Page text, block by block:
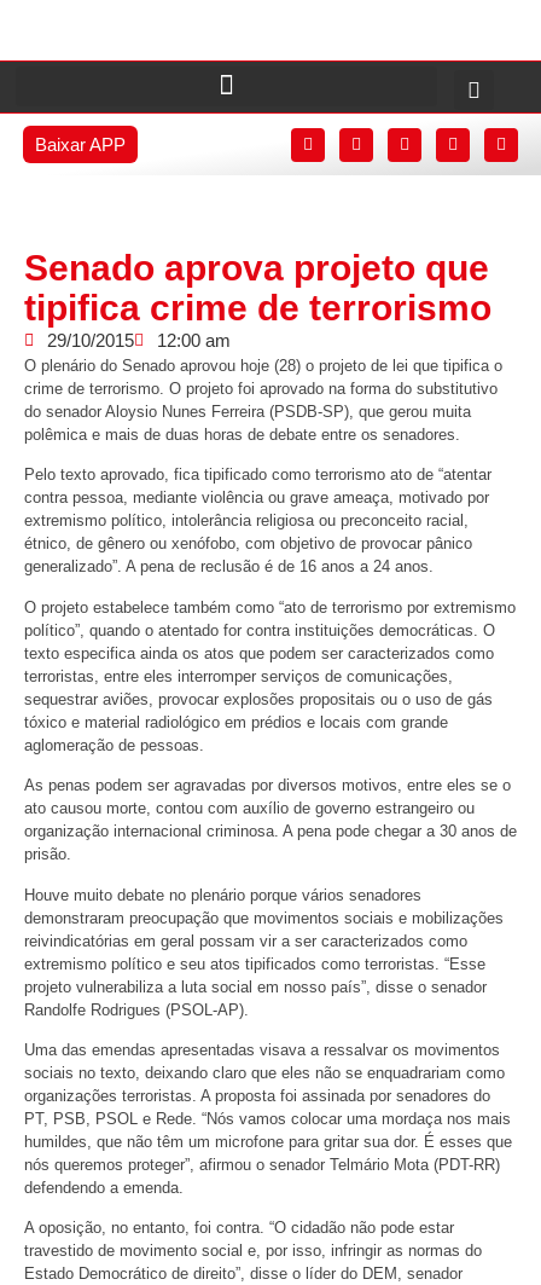
Baixar APP
Senado aprova projeto que
tipifica crime de terrorismo
29/10/2015 12:00 am
O plenário do Senado aprovou hoje (28) o projeto de lei que tipifica o
crime de terrorismo. O projeto foi aprovado na forma do substitutivo
do senador Aloysio Nunes Ferreira (PSDB-SP), que gerou muita
polêmica e mais de duas horas de debate entre os senadores.
Pelo texto aprovado, fica tipificado como terrorismo ato de “atentar
contra pessoa, mediante violência ou grave ameaça, motivado por
extremismo político, intolerância religiosa ou preconceito racial,
étnico, de gênero ou xenófobo, com objetivo de provocar pânico
generalizado”. A pena de reclusão é de 16 anos a 24 anos.
O projeto estabelece também como “ato de terrorismo por extremismo
político”, quando o atentado for contra instituições democráticas. O
texto especifica ainda os atos que podem ser caracterizados como
terroristas, entre eles interromper serviços de comunicações,
sequestrar aviões, provocar explosões propositais ou o uso de gás
tóxico e material radiológico em prédios e locais com grande
aglomeração de pessoas.
As penas podem ser agravadas por diversos motivos, entre eles se o
ato causou morte, contou com auxílio de governo estrangeiro ou
organização internacional criminosa. A pena pode chegar a 30 anos de
prisão.
Houve muito debate no plenário porque vários senadores
demonstraram preocupação que movimentos sociais e mobilizações
reivindicatórias em geral possam vir a ser caracterizados como
extremismo político e seu atos tipificados como terroristas. “Esse
projeto vulnerabiliza a luta social em nosso país”, disse o senador
Randolfe Rodrigues (PSOL-AP).
Uma das emendas apresentadas visava a ressalvar os movimentos
sociais no texto, deixando claro que eles não se enquadrariam como
organizações terroristas. A proposta foi assinada por senadores do
PT, PSB, PSOL e Rede. “Nós vamos colocar uma mordaça nos mais
humildes, que não têm um microfone para gritar sua dor. É esses que
nós queremos proteger”, afirmou o senador Telmário Mota (PDT-RR)
defendendo a emenda.
A oposição, no entanto, foi contra. “O cidadão não pode estar
travestido de movimento social e, por isso, infringir as normas do
Estado Democrático de direito”, disse o líder do DEM, senador